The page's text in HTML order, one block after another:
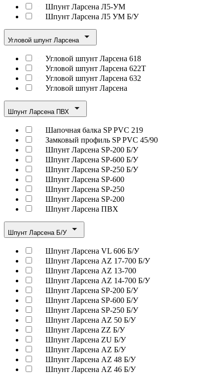
Шпунт Ларсена Л5-УМ
Шпунт Ларсена Л5 УМ Б/У
Угловой шпунт Ларсена
Угловой шпунт Ларсена 618
Угловой шпунт Ларсена 622Т
Угловой шпунт Ларсена 632
Угловой шпунт Ларсена
Шпунт Ларсена ПВХ
Шапочная балка SP PVC 219
Замковый профиль SP PVC 45/90
Шпунт Ларсена SP-200 Б/У
Шпунт Ларсена SP-600 Б/У
Шпунт Ларсена SP-250 Б/У
Шпунт Ларсена SP-600
Шпунт Ларсена SP-250
Шпунт Ларсена SP-200
Шпунт Ларсена ПВХ
Шпунт Ларсена Б/У
Шпунт Ларсена VL 606 Б/У
Шпунт Ларсена AZ 17-700 Б/У
Шпунт Ларсена AZ 13-700
Шпунт Ларсена AZ 14-700 Б/У
Шпунт Ларсена SP-200 Б/У
Шпунт Ларсена SP-600 Б/У
Шпунт Ларсена SP-250 Б/У
Шпунт Ларсена AZ 50 Б/У
Шпунт Ларсена ZZ Б/У
Шпунт Ларсена ZU Б/У
Шпунт Ларсена AZ Б/У
Шпунт Ларсена AZ 48 Б/У
Шпунт Ларсена AZ 46 Б/У